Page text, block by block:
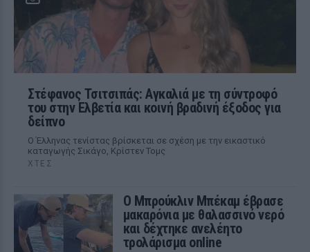
Στέφανος Τσιτσιπάς: Αγκαλιά με τη σύντροφό
του στην Ελβετία και κοινή βραδινή έξοδος για
δείπνο
Ο Έλληνας τενίστας βρίσκεται σε σχέση με την εικαστικό
καταγωγής Σικάγο, Κρίστεν Τομς
ΧΤΕΣ
Ο Μπρούκλιν Μπέκαμ έβρασε
μακαρόνια με θαλασσινό νερό
και δέχτηκε ανελέητο
τρολάρισμα online